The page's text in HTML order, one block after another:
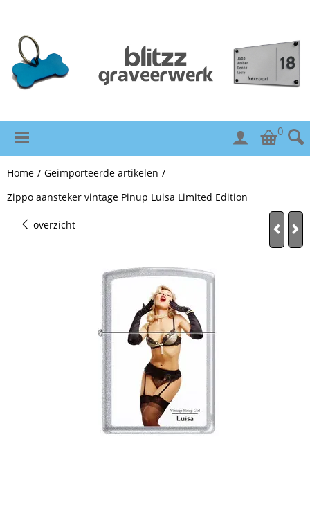
0
Home / Geimporteerde artikelen /
Zippo aansteker vintage Pinup Luisa Limited Edition
overzicht